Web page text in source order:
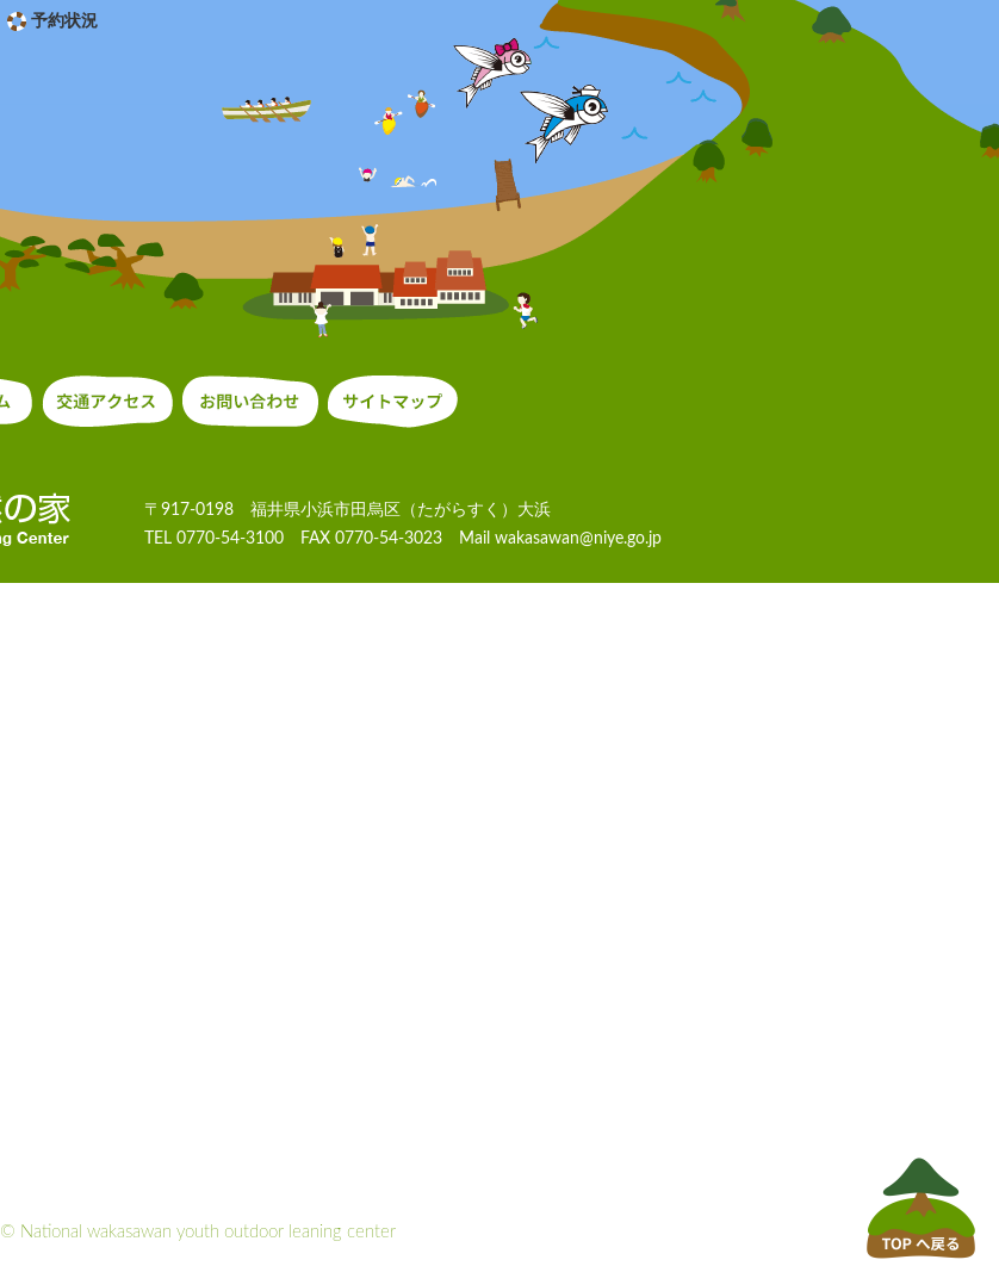
予約状況
〒917-0198 福井県小浜市田烏区（たがらすく）大浜
TEL 0770-54-3100 FAX 0770-54-3023 Mail wakasawan@niye.go.jp
© National wakasawan youth outdoor leaning center